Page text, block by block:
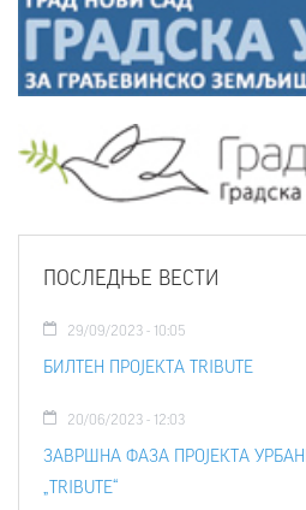
ПОСЛЕДЊЕ ВЕСТИ
29/09/2023 - 10:05
БИЛТЕН ПРОЈЕКТА TRIBUTE
20/06/2023 - 12:03
ЗАВРШНА ФАЗА ПРОЈЕКТА
„TRIBUTE“